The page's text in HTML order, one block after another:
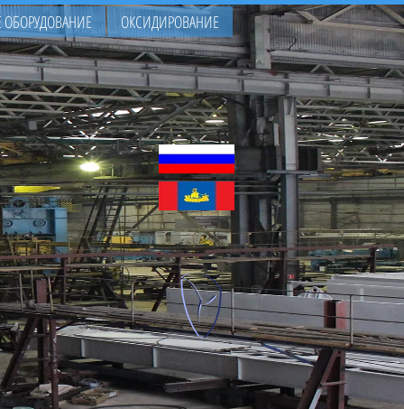
ОКСИДИРОВАНИЕ